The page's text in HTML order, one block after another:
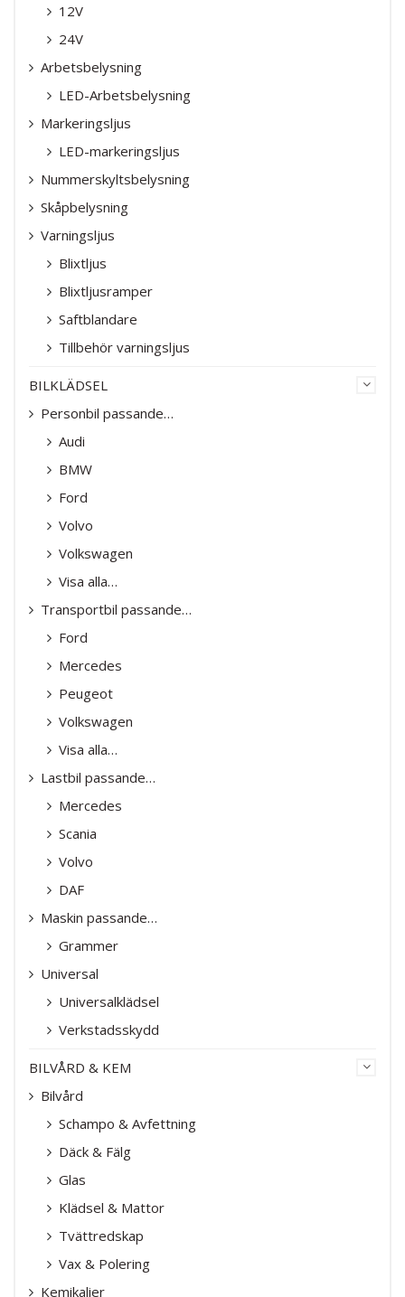
12V
24V
Arbetsbelysning
LED-Arbetsbelysning
Markeringsljus
LED-markeringsljus
Nummerskyltsbelysning
Skåpbelysning
Varningsljus
Blixtljus
Blixtljusramper
Saftblandare
Tillbehör varningsljus
BILKLÄDSEL
Personbil passande…
Audi
BMW
Ford
Volvo
Volkswagen
Visa alla…
Transportbil passande…
Ford
Mercedes
Peugeot
Volkswagen
Visa alla…
Lastbil passande…
Mercedes
Scania
Volvo
DAF
Maskin passande…
Grammer
Universal
Universalklädsel
Verkstadsskydd
BILVÅRD & KEM
Bilvård
Schampo & Avfettning
Däck & Fälg
Glas
Klädsel & Mattor
Tvättredskap
Vax & Polering
Kemikalier